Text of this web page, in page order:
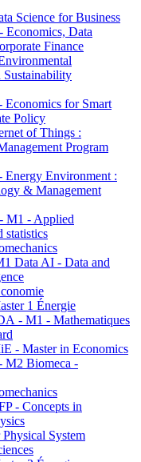
Science for Business
Data
Finance
Sustainability
for Smart
Policy
of Things :
Program
Environment :
& Management
M1 - Applied
statistics
Data AI - Data and
1 Énergie
- M1 - Mathematiques
- Master in Economics
Biomeca -
- Concepts in
System